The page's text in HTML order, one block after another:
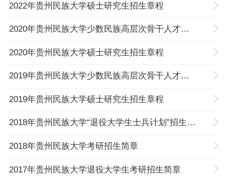
2022年贵州民族大学硕士研究生招生章程
2020年贵州民族大学少数民族高层次骨干人才计划硕士研究生招生章程
2020年贵州民族大学硕士研究生招生章程
2019年贵州民族大学少数民族高层次骨干人才计划考研招生简章
2019年贵州民族大学硕士研究生招生章程
2018年贵州民族大学“退役大学生士兵计划”招生简章
2018年贵州民族大学考研招生简章
2017年贵州民族大学退役大学生考研招生简章